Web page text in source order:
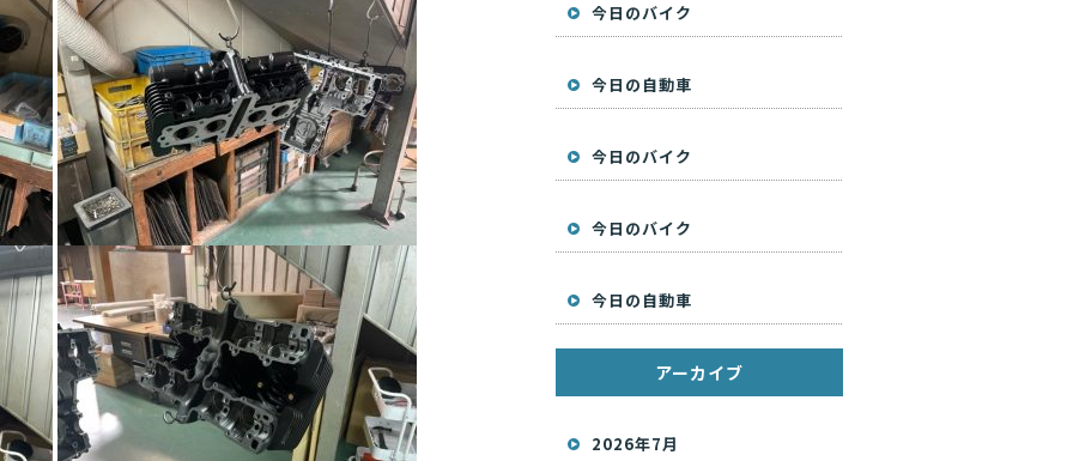
今日のバイク
今日の自動車
今日のバイク
今日のバイク
今日の自動車
アーカイブ
2026年7月